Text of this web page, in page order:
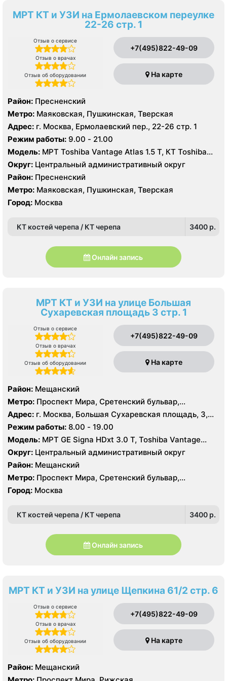
МРТ КТ и УЗИ на Ермолаевском переулке
22-26 стр. 1
Отзыв о сервисе
Отзыв о врачах
Отзыв об оборудовании
+7(495)822-49-09
На карте
Район: Пресненский
Метро: Маяковская, Пушкинская, Тверская
Адрес: г. Москва, Ермолаевский пер., 22-26 стр. 1
Режим работы: 9.00 - 21.00
Модель: МРТ Toshiba Vantage Atlas 1.5 Т, КТ Toshiba
Aquilion 32 среза, УЗИ Philips iE33 X-matrix
Округ: Центральный административный округ
Район: Пресненский
Метро: Маяковская, Пушкинская, Тверская
Город: Москва
КТ костей черепа / КТ черепа 3400 p.
Онлайн запись
МРТ КТ и УЗИ на улице Большая
Сухаревская площадь 3 стр. 1
Отзыв о сервисе
Отзыв о врачах
Отзыв об оборудовании
+7(495)822-49-09
На карте
Район: Мещанский
Метро: Проспект Мира, Сретенский бульвар,
Сухаревская
Адрес: г. Москва, Большая Сухаревская площадь, 3,
стр. 1
Режим работы: 8.00 - 19.00
Модель: МРТ GE Signa HDxt 3.0 T, Toshiba Vantage
Titan 1.5 Т, General Electric Signa Profile 0.2 T, КТ
Toshiba Aquilion Prime 160 срезов, УЗИ
Округ: Центральный административный округ
Район: Мещанский
Метро: Проспект Мира, Сретенский бульвар,
Сухаревская
Город: Москва
КТ костей черепа / КТ черепа 3400 p.
Онлайн запись
МРТ КТ и УЗИ на улице Щепкина 61/2 стр. 6
Отзыв о сервисе
Отзыв о врачах
Отзыв об оборудовании
+7(495)822-49-09
На карте
Район: Мещанский